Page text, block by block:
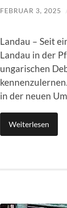
FEBRUAR 3, 2025
Landau – Seit
Landau in der
ungarischen
in der neuen
Weiterlesen